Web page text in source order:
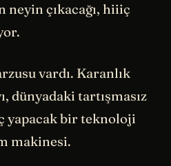
neyin çıkacağı, hiiiç
vardı. Karanlık
dünyadaki tartışmasız
yapacak bir teknoloji
makinesi.